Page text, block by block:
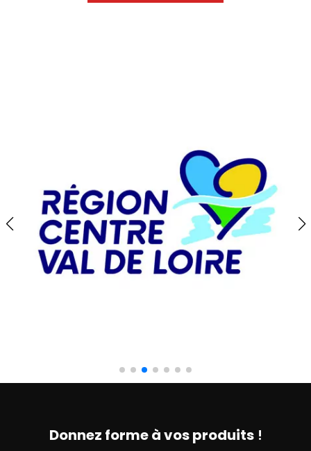
Donnez forme à vos produits!